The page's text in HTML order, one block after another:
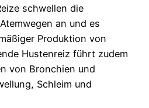
schwellen die
an und es
Produktion von
Hustenreiz führt zudem
von Bronchien und
Schleim und